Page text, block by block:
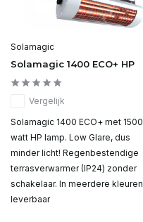
Solamagic
Solamagic 1400 ECO+ HP
Vergelijk
Solamagic 1400 ECO+ met 1500
watt HP lamp. Low Glare, dus
minder licht! Regenbestendige
terrasverwarmer (IP24) zonder
schakelaar. In meerdere kleuren
leverbaar